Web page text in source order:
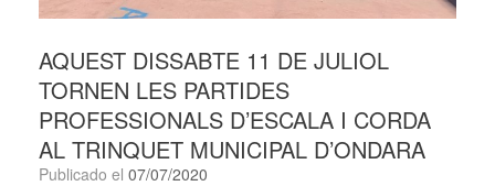
AQUEST DISSABTE 11 DE JULIOL
TORNEN LES PARTIDES
PROFESSIONALS D’ESCALA I CORDA
AL TRINQUET MUNICIPAL D’ONDARA
Publicado el 07/07/2020